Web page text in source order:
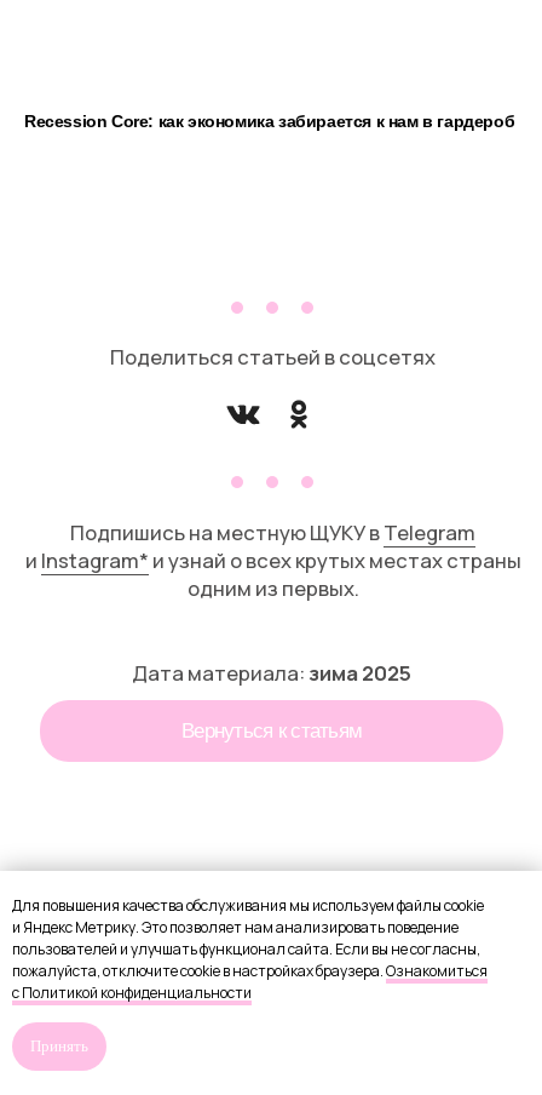
Recession Core: как экономика забирается к нам в гардероб
Для повышения качества обслуживания мы используем файлы cookie
и Яндекс Метрику. Это позволяет нам анализировать поведение
пользователей и улучшать функционал сайта. Если вы не согласны,
пожалуйста, отключите cookie в настройках браузера.Ознакомиться
с Политикой конфиденциальности
Принять